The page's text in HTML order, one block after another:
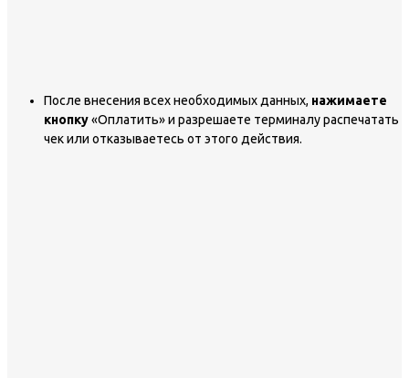
После внесения всех необходимых данных, нажимаете
кнопку«Оплатить» и разрешаете терминалу распечатать
чек или отказываетесь от этого действия.